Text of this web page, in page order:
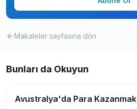
Makaleler sayfasına dön
Bunları da Okuyun
Yurtdışında Üniversite
Avustralya'da Para Kazanmak